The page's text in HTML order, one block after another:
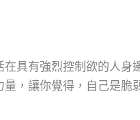
具有強烈控制欲的人
，讓你覺得，自己是脆